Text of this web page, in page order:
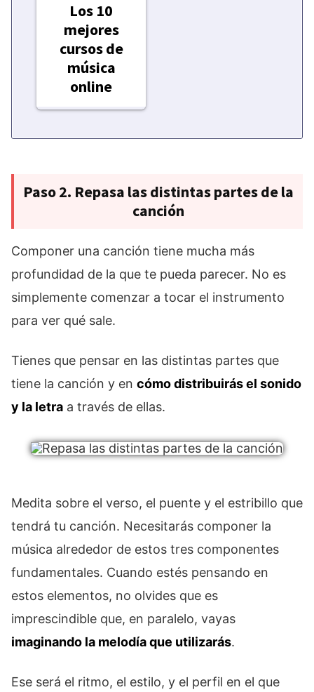
Los 10
mejores
cursos de
música
online
Paso 2. Repasa las distintas partes de la
canción
Componer una canción tiene mucha más
profundidad de la que te pueda parecer. No es
simplemente comenzar a tocar el instrumento
para ver qué sale.
Tienes que pensar en las distintas partes que
tiene la canción y en cómo distribuirás el sonido
y la letra a través de ellas.
Medita sobre el verso, el puente y el estribillo que
tendrá tu canción. Necesitarás componer la
música alrededor de estos tres componentes
fundamentales. Cuando estés pensando en
estos elementos, no olvides que es
imprescindible que, en paralelo, vayas
imaginando la melodía que utilizarás.
Ese será el ritmo, el estilo, y el perfil en el que